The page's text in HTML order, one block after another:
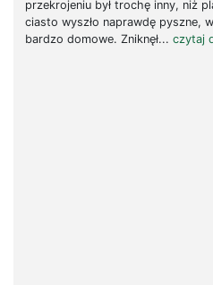
przekrojeniu był trochę inny, niż
ciasto wyszło naprawdę pyszne,
bardzo domowe. Zniknęł... czytaj